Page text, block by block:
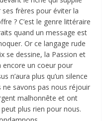
ses frères pour éviter la
? C’est le genre littéraire
quand un message est
Or ce langage rude
se dessine, la Passion et
encore un coeur pour
n’aura plus qu’un silence
ne savons pas nous réjouir
malhonnête et ont
plus rien pour nous.